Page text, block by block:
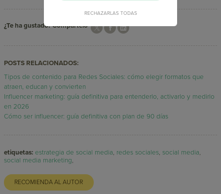
¿Te ha gustado? Compártelo
POSTS RELACIONADOS:
Tipos de contenido para Redes Sociales: cómo elegir formatos que
atraen, educan y convierten
Influencer marketing: guía definitiva para entenderlo, activarlo y medirlo
en 2026
Cómo ser influencer: guía definitiva con plan de 90 días
etiquetas: estrategia de social media, redes sociales,social media,
social media marketing,
RECOMIENDA AL AUTOR
RECHAZARLAS TODAS